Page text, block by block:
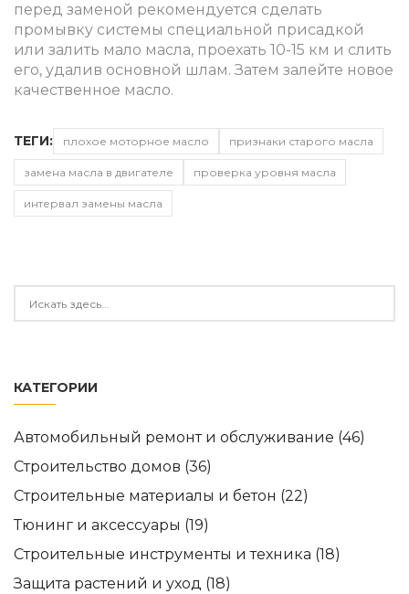
перед заменой рекомендуется сделать
промывку системы специальной присадкой
или залить мало масла, проехать 10-15 км и слить
его, удалив основной шлам. Затем залейте новое
качественное масло.
ТЕГИ: плохое моторное масло признаки старого масла
замена масла в двигателе проверка уровня масла
интервал замены масла
КАТЕГОРИИ
Автомобильный ремонт и обслуживание (46)
Строительство домов (36)
Строительные материалы и бетон (22)
Тюнинг и аксессуары (19)
Строительные инструменты и техника (18)
Защита растений и уход (18)